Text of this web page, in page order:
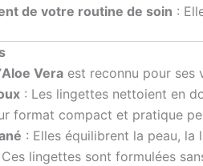
de votre routine de soin :
Aloe Vera est reconnu pour ses
: Les lingettes nettoient en
format compact et pratique
: Elles équilibrent la peau,
Ces lingettes sont formulées